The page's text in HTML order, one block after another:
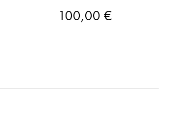
Precio
100,00 €